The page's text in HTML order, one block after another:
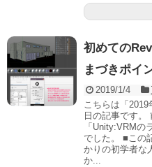
初めての
まづきポイ
2019/1/4
こちらは「
日の記事です。
「Unity:VRMの
でした。 ■この
かりの初学者な
か...